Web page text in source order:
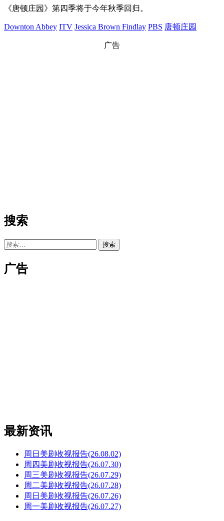
《唐顿庄园》第四季将于今年秋季回归。
Downton Abbey ITV Jessica Brown Findlay PBS 唐顿庄园
广告
搜索
搜
广告
最新资讯
周日美剧收视报告(26.08.02)
周四美剧收视报告(26.07.30)
周三美剧收视报告(26.07.29)
周二美剧收视报告(26.07.28)
周日美剧收视报告(26.07.26)
周一美剧收视报告(26.07.27)